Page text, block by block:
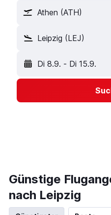
Athen (ATH)
Leipzig (LEJ)
Di 8.9. - Di 15.9.
Günstige
nach Leipzig